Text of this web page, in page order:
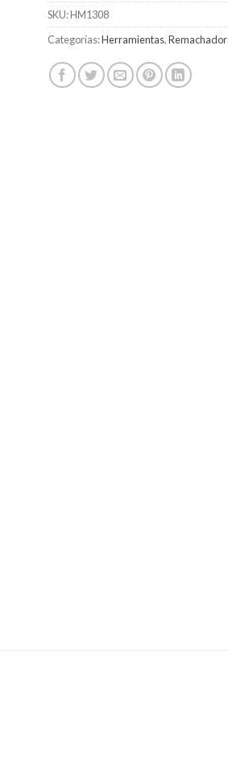
SKU:HM1308
Categorías:Herramientas,